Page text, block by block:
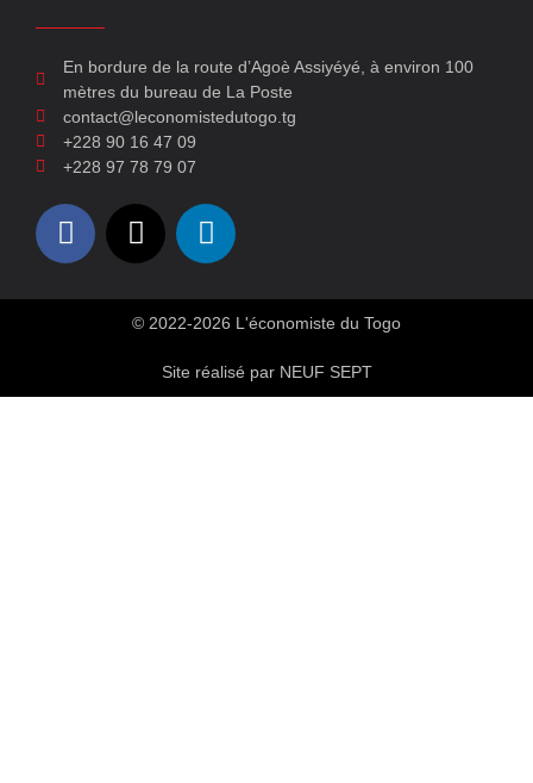
En bordure de la route d’Agoè Assiyéyé, à environ 100
mètres du bureau de La Poste
contact@leconomistedutogo.tg
+228 90 16 47 09
+228 97 78 79 07
© 2022-2026 L'économiste du Togo
Site réalisé par NEUF SEPT